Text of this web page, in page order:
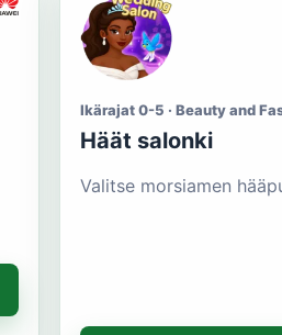
Ikärajat 0-5 · Beauty and
Häät salonki
Valitse morsiamen